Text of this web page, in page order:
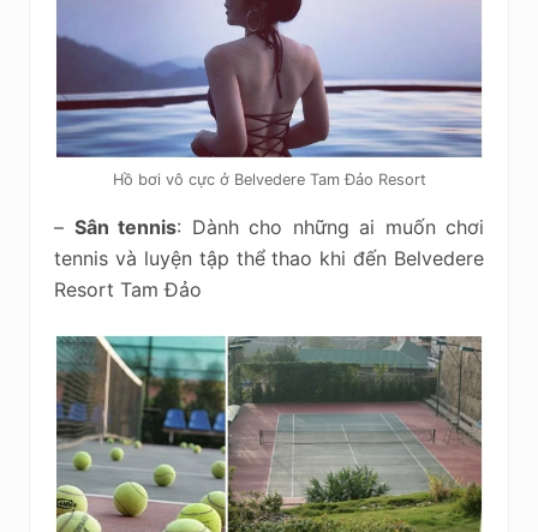
Hồ bơi vô cực ở Belvedere Tam Đảo Resort
– Sân tennis: Dành cho những ai muốn chơi
tennis và luyện tập thể thao khi đến Belvedere
Resort Tam Đảo